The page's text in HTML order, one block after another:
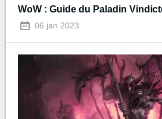
WoW : Guide du Paladin
06 jan 2023